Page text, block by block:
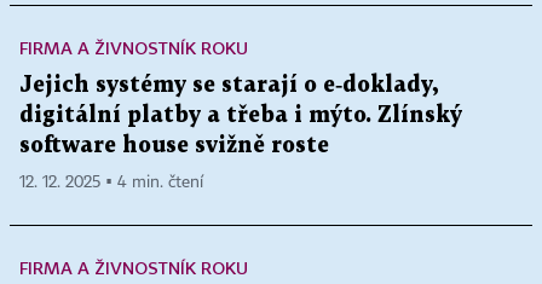
FIRMA A ŽIVNOSTNÍK ROKU
Jejich systémy se starají o e‑doklady,
digitální platby a třeba i mýto. Zlínský
software house svižně roste
12. 12. 2025 ▪ 4 min. čtení
FIRMA A ŽIVNOSTNÍK ROKU